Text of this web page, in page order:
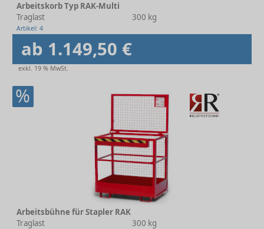
Arbeitskorb Typ RAK-Multi
Traglast
300 kg
Artikel: 4
ab 1.149,50 €
exkl. 19 % MwSt.
%
Arbeitsbühne für Stapler RAK
Traglast
300 kg